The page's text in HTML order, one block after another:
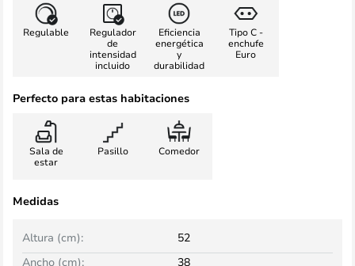
Regulable
Regulador
de
intensidad
incluido
Eficiencia
energética
y
durabilidad
Tipo C -
enchufe
Euro
Perfecto para estas habitaciones
Sala de
estar
Pasillo Comedor
Medidas
Ancho (cm): 38
Altura (cm): 52